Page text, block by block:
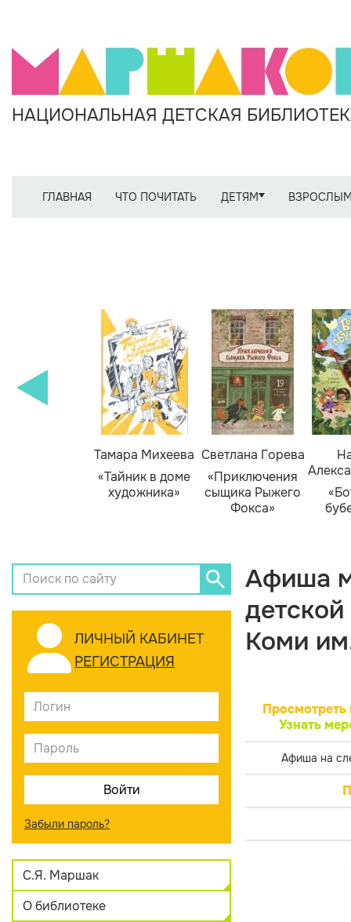
НАЦИОНАЛЬНАЯ ДЕТСКАЯ
ГЛАВНАЯ ЧТО ПОЧИТАТЬ ДЕТЯМ
Тамара Михеева
«Тайник в доме
художника»
Светлана Горева
«Приключения
сыщика Рыжего
Фокса»
ЛИЧНЫЙ КАБИНЕТ
РЕГИСТРАЦИЯ
Забыли пароль?
С.Я. Маршак
О библиотеке
Афиша
Коми
Просмотреть
Узнать
Афиша на